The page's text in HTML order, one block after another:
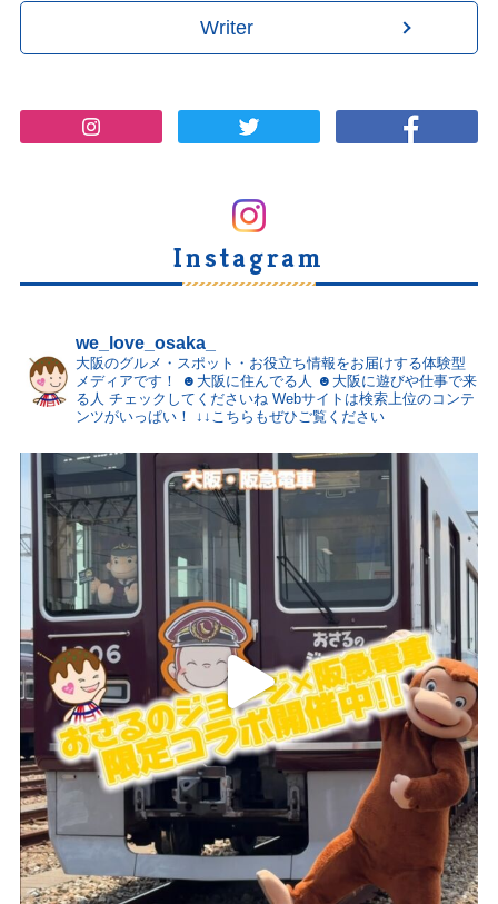
Writer
Instagram
we_love_osaka_
大阪のグルメ・スポット・お役立ち情報をお届けする体験型
メディアです！
☻大阪に住んでる人 ☻大阪に遊びや仕事で来
る人 チェックしてくださいね Webサイトは検索上位のコンテ
ンツがいっぱい！
↓↓こちらもぜひご覧ください